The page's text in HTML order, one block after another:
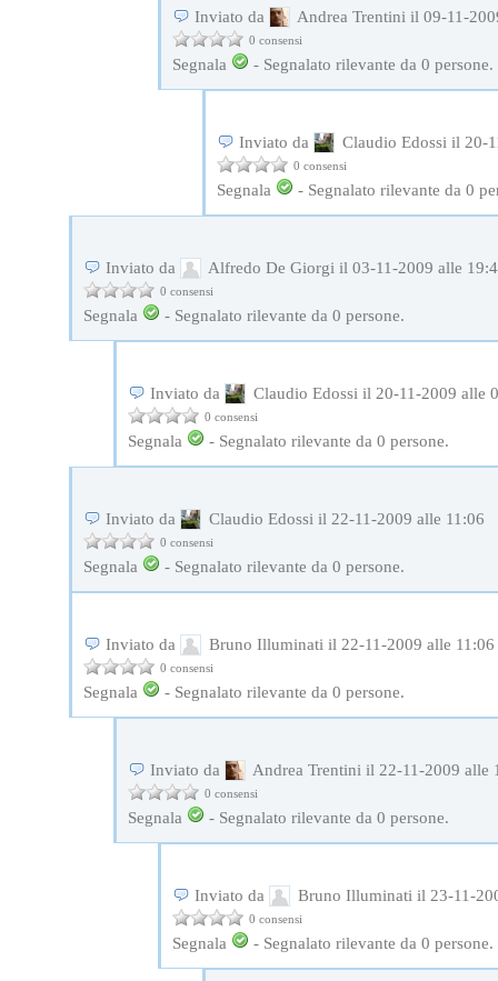
Inviato da Andrea Trentini il 09-11-
0 consensi
Segnala - Segnalato rilevante da 0 persone.
Inviato da Claudio Edossi il 20-
0 consensi
Segnala - Segnalato rilevante da 0
Inviato da Alfredo De Giorgi il 03-11-2009 alle
0 consensi
Segnala - Segnalato rilevante da 0 persone.
Inviato da Claudio Edossi il 20-11-2009 alle
0 consensi
Segnala - Segnalato rilevante da 0 persone.
Inviato da Claudio Edossi il 22-11-2009 alle 11:06
0 consensi
Segnala - Segnalato rilevante da 0 persone.
Inviato da Bruno Illuminati il 22-11-2009 alle 11:06
0 consensi
Segnala - Segnalato rilevante da 0 persone.
Inviato da Andrea Trentini il 22-11-2009 alle
0 consensi
Segnala - Segnalato rilevante da 0 persone.
Inviato da Bruno Illuminati il 23-11-
0 consensi
Segnala - Segnalato rilevante da 0 persone.